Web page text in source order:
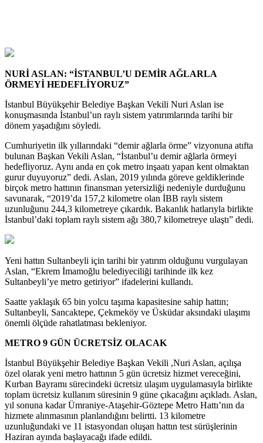
NURİ ASLAN: “İSTANBUL’U DEMİR AĞLARLA
ÖRMEYİ HEDEFLİYORUZ”
İstanbul Büyükşehir Belediye Başkan Vekili Nuri Aslan ise
konuşmasında İstanbul’un raylı sistem yatırımlarında tarihi bir
dönem yaşadığını söyledi.
Cumhuriyetin ilk yıllarındaki “demir ağlarla örme” vizyonuna atıfta
bulunan Başkan Vekili Aslan, “İstanbul’u demir ağlarla örmeyi
hedefliyoruz. Aynı anda en çok metro inşaatı yapan kent olmaktan
gurur duyuyoruz” dedi. Aslan, 2019 yılında göreve geldiklerinde
birçok metro hattının finansman yetersizliği nedeniyle durduğunu
savunarak, “2019’da 157,2 kilometre olan İBB raylı sistem
uzunluğunu 244,3 kilometreye çıkardık. Bakanlık hatlarıyla birlikte
İstanbul’daki toplam raylı sistem ağı 380,7 kilometreye ulaştı” dedi.
Yeni hattın Sultanbeyli için tarihi bir yatırım olduğunu vurgulayan
Aslan, “Ekrem İmamoğlu belediyeciliği tarihinde ilk kez
Sultanbeyli’ye metro getiriyor” ifadelerini kullandı.
Saatte yaklaşık 65 bin yolcu taşıma kapasitesine sahip hattın;
Sultanbeyli, Sancaktepe, Çekmeköy ve Üsküdar aksındaki ulaşımı
önemli ölçüde rahatlatması bekleniyor.
METRO 9 GÜN ÜCRETSİZ OLACAK
İstanbul Büyükşehir Belediye Başkan Vekili ,Nuri Aslan, açılışa
özel olarak yeni metro hattının 5 gün ücretsiz hizmet vereceğini,
Kurban Bayramı sürecindeki ücretsiz ulaşım uygulamasıyla birlikte
toplam ücretsiz kullanım süresinin 9 güne çıkacağını açıkladı. Aslan,
yıl sonuna kadar Ümraniye-Ataşehir-Göztepe Metro Hattı’nın da
hizmete alınmasının planlandığını belirtti. 13 kilometre
uzunluğundaki ve 11 istasyondan oluşan hattın test sürüşlerinin
Haziran ayında başlayacağı ifade edildi.